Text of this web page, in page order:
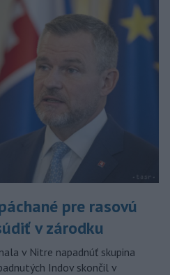
pre rasovú
v zárodku
v Nitre napadnúť skupina
Indov skončil v